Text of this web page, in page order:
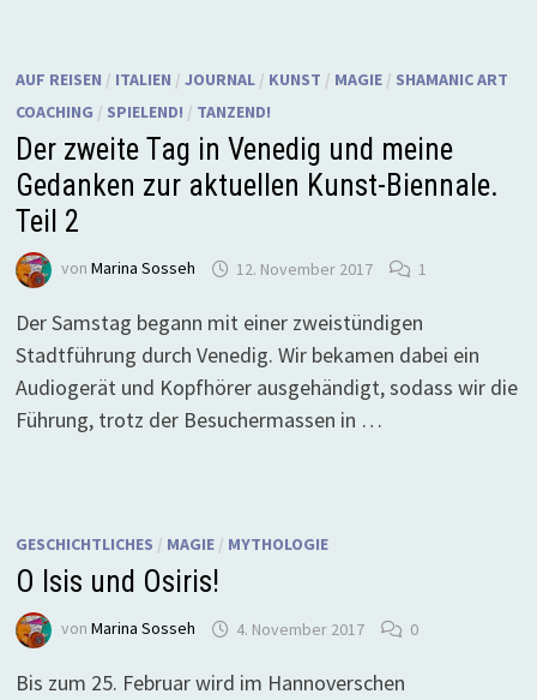
AUF REISEN / ITALIEN / JOURNAL/ KUNST / MAGIE/ SHAMANIC ART
COACHING / SPIELEND! / TANZEND!
Der zweite Tag in Venedig und meine
Gedanken zur aktuellen Kunst-Biennale.
Teil 2
von Marina Sosseh 12. November 2017 1
Der Samstag begann mit einer zweistündigen
Stadtführung durch Venedig. Wir bekamen dabei ein
Audiogerät und Kopfhörer ausgehändigt, sodass wir die
Führung, trotz der Besuchermassen in …
GESCHICHTLICHES / MAGIE/ MYTHOLOGIE
O Isis und Osiris!
von Marina Sosseh 4. November 2017 0
Bis zum 25. Februar wird im Hannoverschen